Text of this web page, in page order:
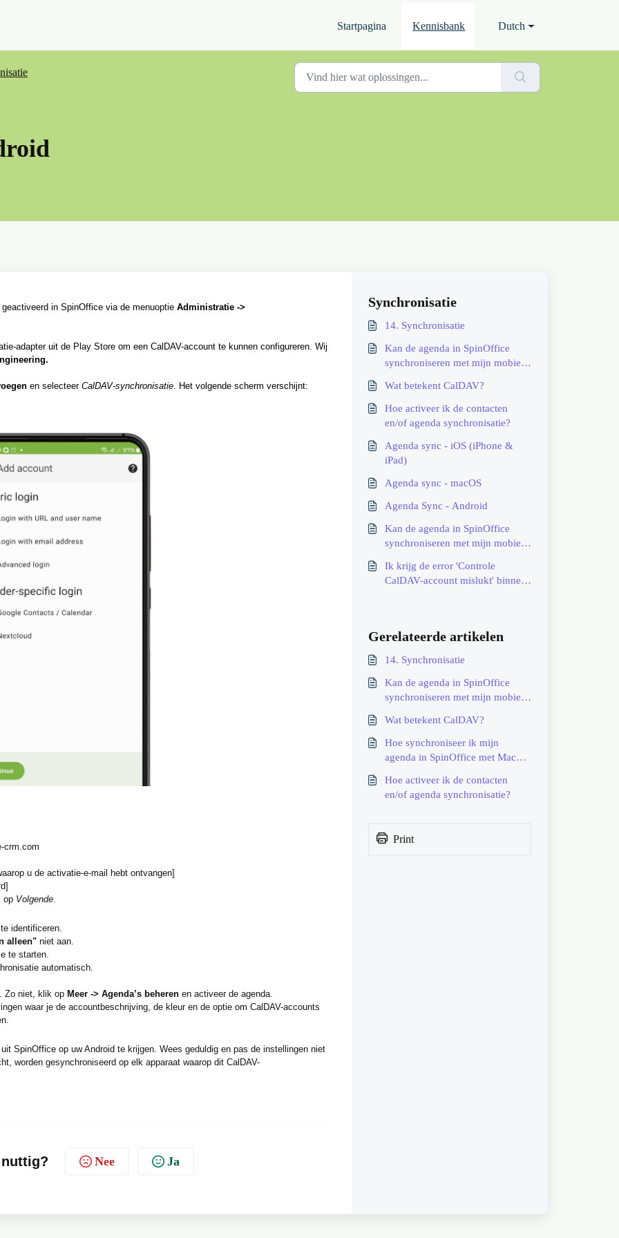
Startpagina Kennisbank Dutch
in SpinOffice via de menuoptie Administratie ->
adapter uit de Play Store om een CalDAV-account te kunnen configureren. Wij
en selecteer CalDAV-synchronisatie. Het volgende scherm verschijnt:
crm.com
u de activatie-e-mail hebt ontvangen]
op Volgende
identificeren.
alleen" niet aan.
te starten.
automatisch.
Zo niet, klik op Meer -> Agenda’s beheren en activeer de agenda.
waar je de accountbeschrijving, de kleur en de optie om CalDAV-accounts
SpinOffice op uw Android te krijgen. Wees geduldig en pas de instellingen niet
worden gesynchroniseerd op elk apparaat waarop dit CalDAV-
Nee Ja
Synchronisatie
14. Synchronisatie
Kan de agenda in SpinOffice
synchroniseren met mijn mobiele
Wat betekent CalDAV?
Hoe activeer ik de contacten
en/of agenda synchronisatie?
Agenda sync - iOS (iPhone &
iPad)
Agenda sync - macOS
Agenda Sync - Android
Kan de agenda in SpinOffice
synchroniseren met mijn mobiele
Ik krijg de error 'Controle
CalDAV-account mislukt' binnen
Gerelateerde artikelen
14. Synchronisatie
Kan de agenda in SpinOffice
synchroniseren met mijn mobiele
Wat betekent CalDAV?
Hoe synchroniseer ik mijn
agenda in SpinOffice met Mac
Hoe activeer ik de contacten
en/of agenda synchronisatie?
Print